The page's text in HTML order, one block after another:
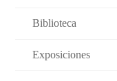
Biblioteca
Exposiciones